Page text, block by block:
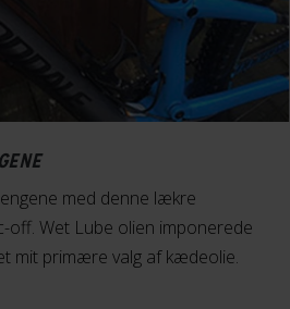
med denne lækre
Wet Lube olien imponerede
mit primære valg af kædeolie.